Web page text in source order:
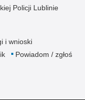
Policji Lublinie
i wnioski
Powiadom / zgłoś